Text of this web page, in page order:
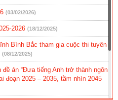
(03/02/2026)
2026 (18/12/2025)
Bình Bắc tham gia cuộc thi tuyên
(08/12/2025)
án “Đưa tiếng Anh trở thành ngôn
đoạn 2025 – 2035, tầm nhìn 2045